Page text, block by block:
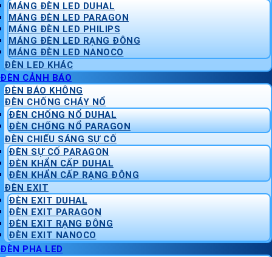
MÁNG ĐÈN LED DUHAL
MÁNG ĐÈN LED PARAGON
MÁNG ĐÈN LED PHILIPS
MÁNG ĐÈN LED RẠNG ĐÔNG
MÁNG ĐÈN LED NANOCO
ĐÈN LED KHÁC
ĐÈN CẢNH BÁO
ĐÈN BÁO KHÔNG
ĐÈN CHỐNG CHÁY NỔ
ĐÈN CHỐNG NỔ DUHAL
ĐÈN CHỐNG NỔ PARAGON
ĐÈN CHIẾU SÁNG SỰ CỐ
ĐÈN SỰ CỐ PARAGON
ĐÈN KHẨN CẤP DUHAL
ĐÈN KHẨN CẤP RẠNG ĐÔNG
ĐÈN EXIT
ĐÈN EXIT DUHAL
ĐÈN EXIT PARAGON
ĐÈN EXIT RẠNG ĐÔNG
ĐÈN EXIT NANOCO
ĐÈN PHA LED